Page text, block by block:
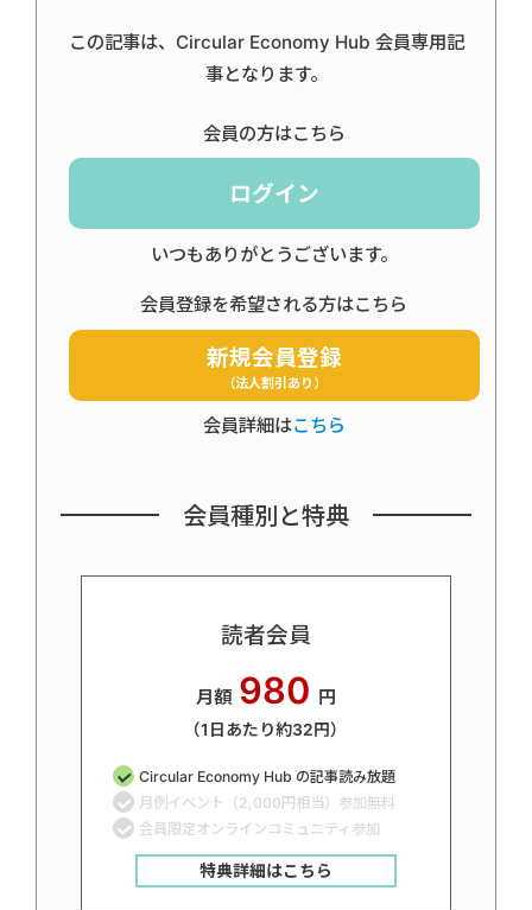
この記事は、Circular Economy Hub 会員専用記
事となります。
会員の方はこちら
ログイン
いつもありがとうございます。
会員登録を希望される方はこちら
新規会員登録
（法人割引あり）
会員詳細はこちら
会員種別と特典
読者会員
月額 980 円
（1日あたり約32円）
Circular Economy Hub の記事読み放題
月例イベント（2,000円相当）参加無料
会員限定オンラインコミュニティ参加
特典詳細はこちら